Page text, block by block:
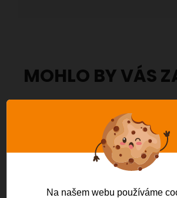
MOHLO BY VÁS
Na našem webu používáme